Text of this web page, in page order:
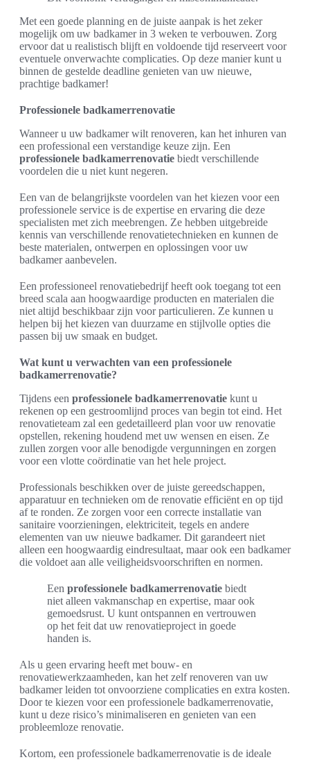
Met een goede planning en de juiste aanpak is het zeker
mogelijk om uw badkamer in 3 weken te verbouwen. Zorg
ervoor dat u realistisch blijft en voldoende tijd reserveert voor
eventuele onverwachte complicaties. Op deze manier kunt u
binnen de gestelde deadline genieten van uw nieuwe,
prachtige badkamer!
Professionele badkamerrenovatie
Wanneer u uw badkamer wilt renoveren, kan het inhuren van
een professional een verstandige keuze zijn. Een
professionele badkamerrenovatie biedt verschillende
voordelen die u niet kunt negeren.
Een van de belangrijkste voordelen van het kiezen voor een
professionele service is de expertise en ervaring die deze
specialisten met zich meebrengen. Ze hebben uitgebreide
kennis van verschillende renovatietechnieken en kunnen de
beste materialen, ontwerpen en oplossingen voor uw
badkamer aanbevelen.
Een professioneel renovatiebedrijf heeft ook toegang tot een
breed scala aan hoogwaardige producten en materialen die
niet altijd beschikbaar zijn voor particulieren. Ze kunnen u
helpen bij het kiezen van duurzame en stijlvolle opties die
passen bij uw smaak en budget.
Wat kunt u verwachten van een professionele
badkamerrenovatie?
Tijdens een professionele badkamerrenovatie kunt u
rekenen op een gestroomlijnd proces van begin tot eind. Het
renovatieteam zal een gedetailleerd plan voor uw renovatie
opstellen, rekening houdend met uw wensen en eisen. Ze
zullen zorgen voor alle benodigde vergunningen en zorgen
voor een vlotte coördinatie van het hele project.
Professionals beschikken over de juiste gereedschappen,
apparatuur en technieken om de renovatie efficiënt en op tijd
af te ronden. Ze zorgen voor een correcte installatie van
sanitaire voorzieningen, elektriciteit, tegels en andere
elementen van uw nieuwe badkamer. Dit garandeert niet
alleen een hoogwaardig eindresultaat, maar ook een badkamer
die voldoet aan alle veiligheidsvoorschriften en normen.
Een professionele badkamerrenovatie biedt
niet alleen vakmanschap en expertise, maar ook
gemoedsrust. U kunt ontspannen en vertrouwen
op het feit dat uw renovatieproject in goede
handen is.
Als u geen ervaring heeft met bouw- en
renovatiewerkzaamheden, kan het zelf renoveren van uw
badkamer leiden tot onvoorziene complicaties en extra kosten.
Door te kiezen voor een professionele badkamerrenovatie,
kunt u deze risico’s minimaliseren en genieten van een
probleemloze renovatie.
Kortom, een professionele badkamerrenovatie is de ideale